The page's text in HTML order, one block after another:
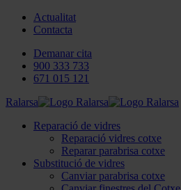
Actualitat
Contacta
Demanar cita
900 333 733
671 015 121
Ralarsa
Reparació de vidres
Reparació vidres cotxe
Reparar parabrisa cotxe
Substitució de vidres
Canviar parabrisa cotxe